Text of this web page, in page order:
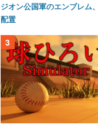
ジオン公国軍のエンブレム
配置
3